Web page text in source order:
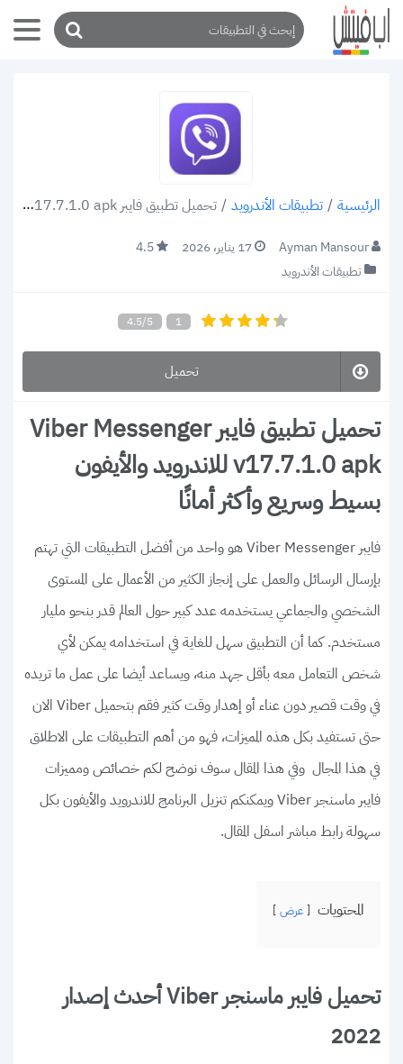
الرئيسية / تطبيقات الأندرويد / تحميل تطبيق فايبر Viber Messenger v17.7.1.0 apk للاندرويد والأيفون بسيط وسريع وأكثر أمانًا
Ayman Mansour 17 يناير، 2026
4.5
تطبيقات الأندرويد
4.5/5 1
تحميل
تحميل تطبيق فايبر Viber Messenger
v17.7.1.0 apk للاندرويد والأيفون
بسيط وسريع وأكثر أمانًا
فايبر Viber Messenger هو واحد من أفضل التطبيقات التي تهتم
بإرسال الرسائل والعمل على إنجاز الكثير من الأعمال على المستوى
الشخصي والجماعي يستخدمه عدد كبير حول العالم قدر بنحو مليار
مستخدم. كما أن التطبيق سهل للغاية في استخدامه يمكن لأي
شخص التعامل معه بأقل جهد منه، ويساعد أيضا على عمل ما تريده
في وقت قصير دون عناء أو إهدار وقت كثير فقم بتحميل Viber الان
حتى تستفيد بكل هذه المميزات، فهو من أهم التطبيقات على الاطلاق
في هذا المجال وفي هذا المقال سوف نوضح لكم خصائص ومميزات
فايبر ماسنجر Viber ويمكنكم تنزيل البرنامج للاندرويد والأيفون بكل
سهولة رابط مباشر اسفل المقال.
المحتويات عرض
تحميل فايبر ماسنجر Viber أحدث إصدار
2022